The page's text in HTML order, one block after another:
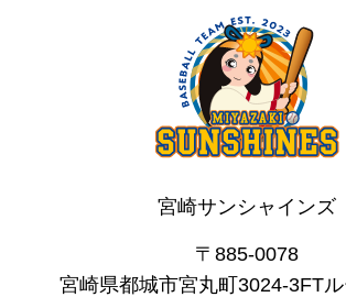
宮崎サンシャインズ
〒885-0078
宮崎県都城市宮丸町3024-3FT